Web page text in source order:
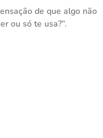
de que algo não
ou só te usa?”.